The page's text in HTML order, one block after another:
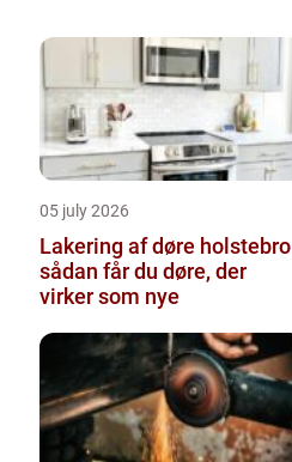
05 july 2026
Lakering af døre holstebro
sådan får du døre, der
virker som nye